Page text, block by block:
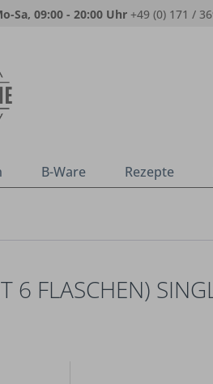
Sa, 09:00 - 20:00 Uhr +49 (0) 171 /
B-Ware Rezepte
6 FLASCHEN)